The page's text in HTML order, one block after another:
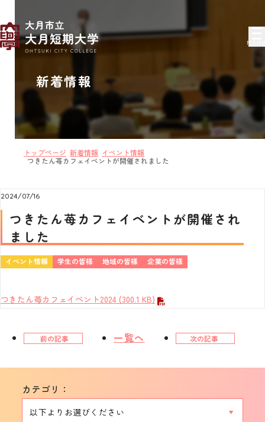
新着情報
トップページ 新着情報 イベント情報
つきたん苺カフェイベントが開催されました
2024/07/16
つきたん苺カフェイベントが開催され
ました
イベント情報 学生の皆様 地域の皆様 企業の皆様
つきたん苺カフェイベント2024 (300.1 KB)
前の記事 一覧へ 次の記事
カテゴリ：